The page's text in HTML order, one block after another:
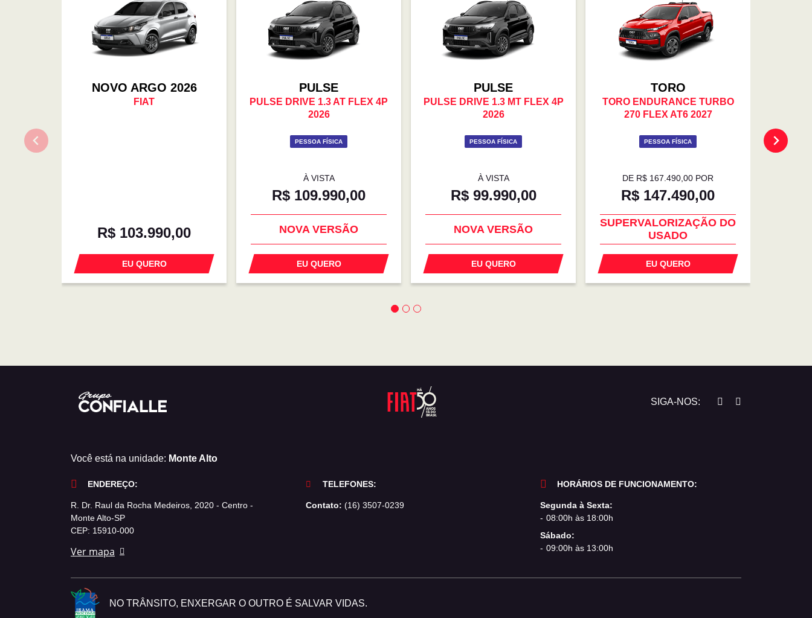
NOVO ARGO 2026
FIAT
R$ 103.990,00
EU QUERO
PULSE
PULSE DRIVE 1.3 AT FLEX 4P
2026
PESSOA FÍSICA
À VISTA
R$ 109.990,00
NOVA VERSÃO
PREÇO IMPERDÍVEL
EU QUERO
PULSE
PULSE DRIVE 1.3 MT FLEX 4P
2026
PESSOA FÍSICA
À VISTA
R$ 99.990,00
NOVA VERSÃO
PREÇO IMPERDÍVEL
EU QUERO
TORO
TORO ENDURANCE TURBO
270 FLEX AT6 2027
PESSOA FÍSICA
DE R$ 167.490,00 POR
R$ 147.490,00
SUPERVALORIZAÇÃO DO
USADO
COM USADO NA TROCA
EU QUERO
SIGA-NOS:
Você está na unidade: Monte Alto
ENDEREÇO:
R. Dr. Raul da Rocha Medeiros, 2020 - Centro -
Monte Alto-SP
CEP: 15910-000
Ver mapa
TELEFONES:
Contato: (16) 3507-0239
HORÁRIOS DE FUNCIONAMENTO:
Segunda à Sexta:
08:00h às 18:00h
Sábado:
09:00h às 13:00h
NO TRÂNSITO, ENXERGAR O OUTRO É SALVAR VIDAS.